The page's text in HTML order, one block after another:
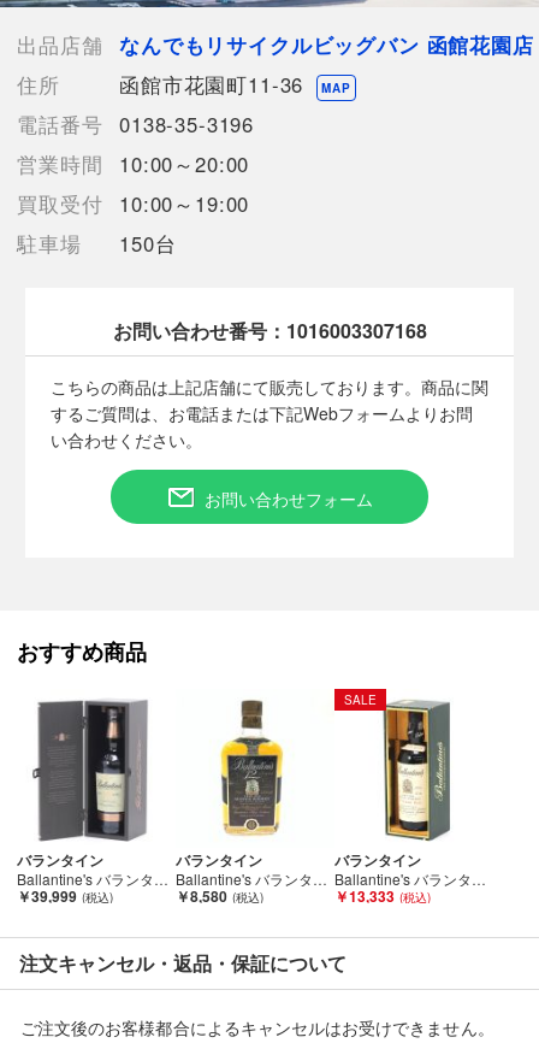
中身の確認の為のみに開封した商品、多少の使用（1
～2度程）、または店頭展示のみのほぼ新品に近い中古品
【お酒状態】汚れ,キズ
【詳細備考】
スレや汚れ、欠けがあります。
【使用予定配送業者】佐川急便 飛脚宅配便80サイズ
【こちらの商品は在庫連動システムを導入し、店頭や他ネットシ
売切れの場合は、ご購入をキャンセルさせていただく場合がござ
います。】
【こちらの商品は店頭受取が可能です】
【お酒類備考】
ません。
底部に一部沈殿物・浮遊物等が生じる場合もございます。
内容につきましての保証は致しませんので、ご理解の上、ご検討
下さい。
■状態等は画像をご確認・ご参照下さい。
こちらの商品はお客様から買取させていただいた商品であり、
人の手を経た商品です。
■未成年の飲酒は法律で禁止されております。
購入は「２０歳以上の方」に限らせていただきます。
■弊社からは、ご落札やご購入いただいた全てのお客様に評価を
行なっております。
出品店舗
なんでもリサイクルビッグバン 函館花園店
住所
函館市花園町11-36 MAP
電話番号 0138-35-3196
営業時間
10:00～20:00
買取受付
10:00～19:00
駐車場
150台
お問い合わせ番号： 1016003307168
こちらの商品は上記店舗にて販売しております。商品に関
するご質問は、お電話または下記Webフォームよりお問
い合わせください。
お問い合わせフォーム
おすすめ商品
バランタイン
Ballantine's バランタイン スコッチウイスキー 30年 700ml 40度 新ボトル 木箱入り Sランク 未開栓
￥39,999
バランタイン
Ballantine's バランタイン 12 YEARS OLD 750ml 43% スコッチ ウィスキー Sランク 未開栓
￥8,580
SALE
バランタイン
Ballantine's バランタイン スコッチウイスキー 17年 750ml 43度 旧ボトル 底箱付 Sランク 未開栓
￥13,333
注文キャンセル・返品・保証について
ご注文後のお客様都合によるキャンセルはお受けできません。